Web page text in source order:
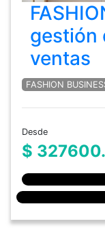
gestión
ventas
FASHION
Desde
$